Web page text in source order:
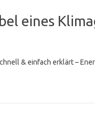
eines
& einfach erklärt –